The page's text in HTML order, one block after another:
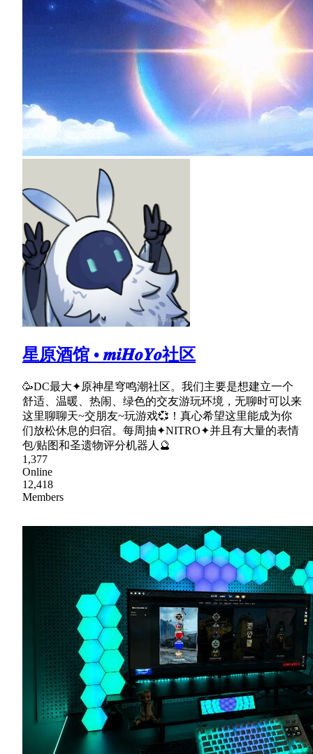
星原酒馆 • 𝒎𝒊𝑯𝒐𝒀𝒐社区
🥳DC最大✦原神星穹鸣潮社区。我们主要是想建立一个
舒适、温暖、热闹、绿色的交友游玩环境，无聊时可以来
这里聊聊天~交朋友~玩游戏💞！真心希望这里能成为你
们放松休息的归宿。每周抽✦NITRO✦并且有大量的表情
包/贴图和圣遗物评分机器人🔮
1,377
Online
12,418
Members